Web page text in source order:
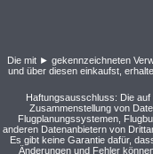
Die mit ► gekennzeichneten
und über diesen einkaufst,
Haftungsausschluss: Die
Zusammenstellung von
Flugplanungssystemen,
anderen Datenanbietern von
Es gibt keine Garantie dafür,
Änderungen und Fehler